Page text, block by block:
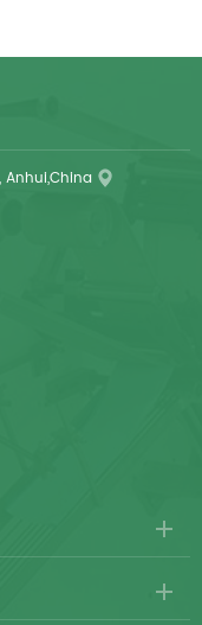
Anhui,China